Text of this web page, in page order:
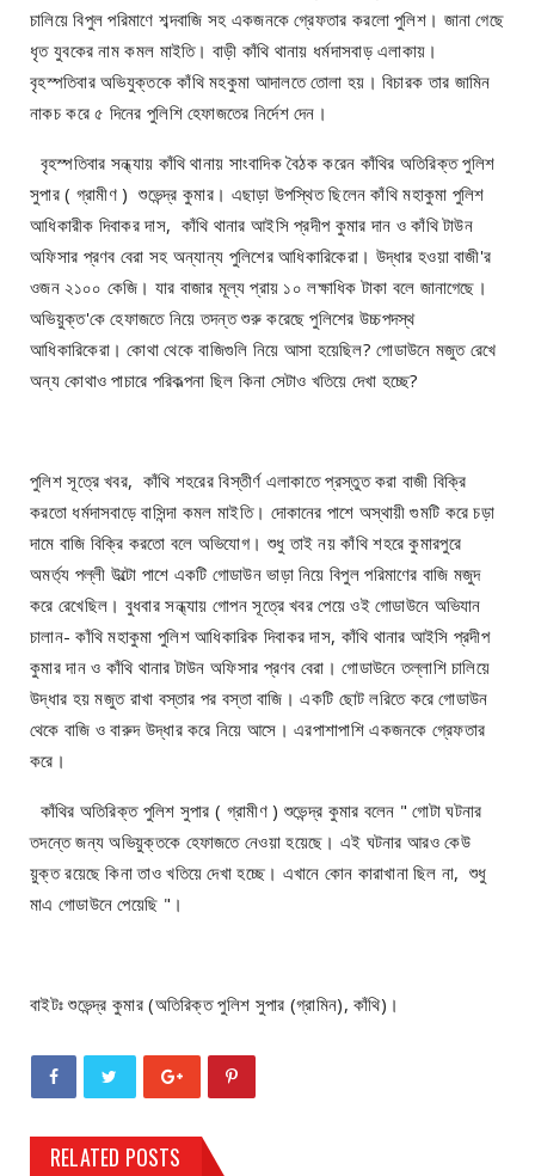
চালিয়ে বিপুল পরিমাণে শব্দবাজি সহ একজনকে গ্রেফতার করলো পুলিশ। জানা গেছে
ধৃত যুবকের নাম কমল মাইতি। বাড়ী কাঁথি থানায় ধর্মদাসবাড় এলাকায়।
বৃহস্পতিবার অভিযুক্তকে কাঁথি মহকুমা আদালতে তোলা হয়। বিচারক তার জামিন
নাকচ করে ৫ দিনের পুলিশি হেফাজতের নির্দেশ দেন।
বৃহস্পতিবার সন্ধ্যায় কাঁথি থানায় সাংবাদিক বৈঠক করেন কাঁথির অতিরিক্ত পুলিশ
সুপার ( গ্রামীণ ) শুভেন্দ্র কুমার। এছাড়া উপস্থিত ছিলেন কাঁথি মহাকুমা পুলিশ
আধিকারীক দিবাকর দাস, কাঁথি থানার আইসি প্রদীপ কুমার দান ও কাঁথি টাউন
অফিসার প্রণব বেরা সহ অন্যান্য পুলিশের আধিকারিকেরা। উদ্ধার হওয়া বাজী'র
ওজন ২১০০ কেজি। যার বাজার মূল্য প্রায় ১০ লক্ষাধিক টাকা বলে জানাগেছে।
অভিয়ুক্ত'কে হেফাজতে নিয়ে তদন্ত শুরু করেছে পুলিশের উচ্চপদস্থ
আধিকারিকেরা। কোথা থেকে বাজিগুলি নিয়ে আসা হয়েছিল? গোডাউনে মজুত রেখে
অন্য কোথাও পাচারে পরিকল্পনা ছিল কিনা সেটাও খতিয়ে দেখা হচ্ছে?
পুলিশ সূত্রে খবর, কাঁথি শহরের বিস্তীর্ণ এলাকাতে প্রস্তুত করা বাজী বিক্রি
করতো ধর্মদাসবাড়ে বাসিন্দা কমল মাইতি। দোকানের পাশে অস্থায়ী গুমটি করে চড়া
দামে বাজি বিক্রি করতো বলে অভিযোগ। শুধু তাই নয় কাঁথি শহরে কুমারপুরে
অমর্ত্য পল্লী উল্টো পাশে একটি গোডাউন ভাড়া নিয়ে বিপুল পরিমাণের বাজি মজুদ
করে রেখেছিল। বুধবার সন্ধ্যায় গোপন সূত্রে খবর পেয়ে ওই গোডাউনে অভিযান
চালান- কাঁথি মহাকুমা পুলিশ আধিকারিক দিবাকর দাস, কাঁথি থানার আইসি প্রদীপ
কুমার দান ও কাঁথি থানার টাউন অফিসার প্রণব বেরা। গোডাউনে তল্লাশি চালিয়ে
উদ্ধার হয় মজুত রাখা বস্তার পর বস্তা বাজি। একটি ছোট লরিতে করে গোডাউন
থেকে বাজি ও বারুদ উদ্ধার করে নিয়ে আসে। এরপাশাপাশি একজনকে গ্রেফতার
করে।
কাঁথির অতিরিক্ত পুলিশ সুপার ( গ্রামীণ ) শুভেন্দ্র কুমার বলেন " গোটা ঘটনার
তদন্তে জন্য অভিয়ুক্তকে হেফাজতে নেওয়া হয়েছে। এই ঘটনার আরও কেউ
য়ুক্ত রয়েছে কিনা তাও খতিয়ে দেখা হচ্ছে। এখানে কোন কারাখানা ছিল না, শুধু
মাএ গোডাউনে পেয়েছি "।
বাইটঃ শুভেন্দ্র কুমার (অতিরিক্ত পুলিশ সুপার (গ্রামিন), কাঁথি)।
RELATED POSTS